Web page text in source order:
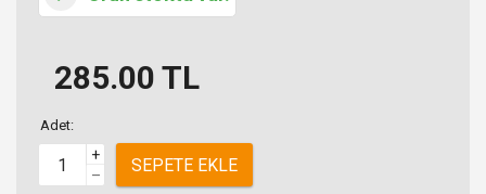
285.00 TL
Adet:
+
–
SEPETE EKLE